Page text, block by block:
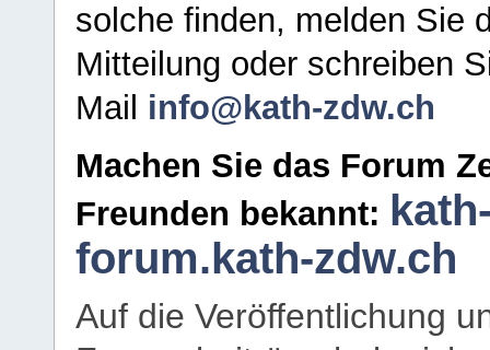
solche finden, melden Sie
Mitteilung oder schreiben
Mail info@kath-zdw.ch
Machen Sie das Forum
Freunden bekannt:
forum.kath-zdw.ch
Auf die Veröffentlichung